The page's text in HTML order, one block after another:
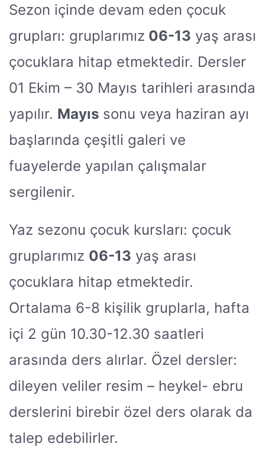
Sezon içinde devam eden çocuk
grupları: gruplarımız 06-13 yaş arası
çocuklara hitap etmektedir. Dersler
01 Ekim – 30 Mayıs tarihleri arasında
yapılır. Mayıs sonu veya haziran ayı
başlarında çeşitli galeri ve
fuayelerde yapılan çalışmalar
sergilenir.
Yaz sezonu çocuk kursları: çocuk
gruplarımız 06-13 yaş arası
çocuklara hitap etmektedir.
Ortalama 6-8 kişilik gruplarla, hafta
içi 2 gün 10.30-12.30 saatleri
arasında ders alırlar. Özel dersler:
dileyen veliler resim – heykel- ebru
derslerini birebir özel ders olarak da
talep edebilirler.